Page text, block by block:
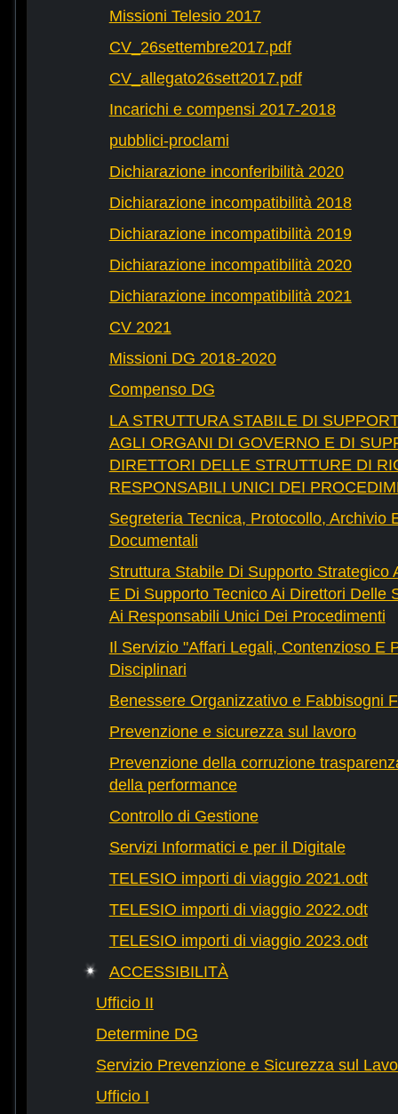
Missioni Telesio 2017
CV_26settembre2017.pdf
CV_allegato26sett2017.pdf
Incarichi e compensi 2017-2018
pubblici-proclami
Dichiarazione inconferibilità 2020
Dichiarazione incompatibilità 2018
Dichiarazione incompatibilità 2019
Dichiarazione incompatibilità 2020
Dichiarazione incompatibilità 2021
CV 2021
Missioni DG 2018-2020
Compenso DG
LA STRUTTURA STABILE DI
AGLI ORGANI DI GOVERNO E DI
DIRETTORI DELLE STRUTTURE DI
RESPONSABILI UNICI DEI
Segreteria Tecnica, Protocollo, Archivio
Documentali
Struttura Stabile Di Supporto Strategico
E Di Supporto Tecnico Ai Direttori Delle
Ai Responsabili Unici Dei Procedimenti
Il Servizio "Affari Legali, Contenzioso E
Disciplinari
Benessere Organizzativo e Fabbisogni
Prevenzione e sicurezza sul lavoro
Prevenzione della corruzione
della performance
Controllo di Gestione
Servizi Informatici e per il Digitale
TELESIO importi di viaggio 2021.odt
TELESIO importi di viaggio 2022.odt
TELESIO importi di viaggio 2023.odt
ACCESSIBILITÀ
Ufficio II
Determine DG
Servizio Prevenzione e Sicurezza sul
Ufficio I